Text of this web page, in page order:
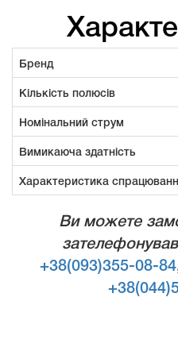
Бренд
Кількість полюсів
Номінальний струм
Вимикаюча здатність
Характеристика
Ви можете
+38(093)355-08-84